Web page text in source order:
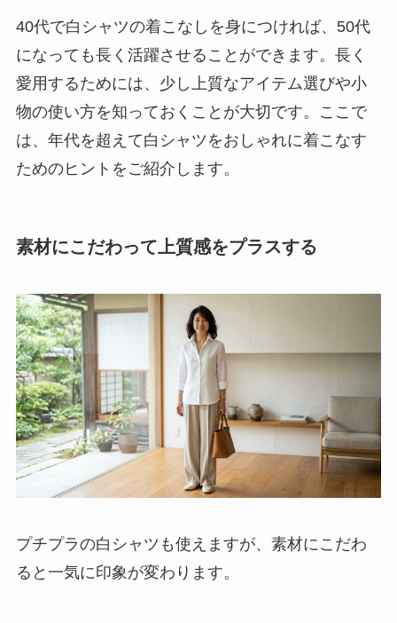
40代で白シャツの着こなしを身につければ、50代
になっても長く活躍させることができます。長く
愛用するためには、少し上質なアイテム選びや小
物の使い方を知っておくことが大切です。ここで
は、年代を超えて白シャツをおしゃれに着こなす
ためのヒントをご紹介します。
素材にこだわって上質感をプラスする
プチプラの白シャツも使えますが、素材にこだわ
ると一気に印象が変わります。